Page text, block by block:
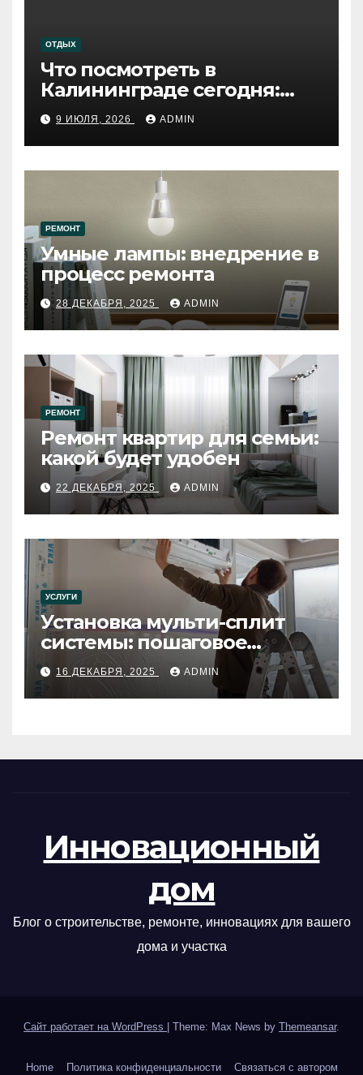
ОТДЫХ
Что посмотреть в
Калининграде сегодня:
путеводитель по самому
западному городу России
9 ИЮЛЯ, 2026 ADMIN
РЕМОНТ
Умные лампы: внедрение в
процесс ремонта
28 ДЕКАБРЯ, 2025 ADMIN
РЕМОНТ
Ремонт квартир для семьи:
какой будет удобен
22 ДЕКАБРЯ, 2025 ADMIN
УСЛУГИ
Установка мульти-сплит
системы: пошаговое
руководство
16 ДЕКАБРЯ, 2025 ADMIN
Инновационный
дом
Блог о строительстве, ремонте, инновациях для вашего
дома и участка
Сайт работает на WordPress Theme: Max News by Themeansar.
Home Политика конфиденциальности Связаться с автором